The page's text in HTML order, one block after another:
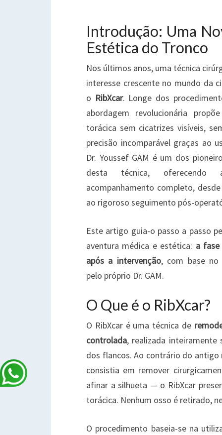
Introdução: Uma
Estética do Tronco
Nos últimos anos, uma técnica
interesse crescente no mundo da
o RibXcar. Longe dos
abordagem revolucionária
torácica sem cicatrizes visíveis,
precisão incomparável graças ao
Dr. Youssef GAM é um dos
desta técnica,
acompanhamento completo,
ao rigoroso seguimento pós-
Este artigo guia-o passo a passo
aventura médica e estética: a
após a intervenção, com base no
pelo próprio Dr. GAM.
O Que é o RibXcar?
O RibXcar é uma técnica de
controlada, realizada inteiramente
dos flancos. Ao contrário do
consistia em remover
afinar a silhueta — o RibXcar
torácica. Nenhum osso é retirado,
O procedimento baseia-se na